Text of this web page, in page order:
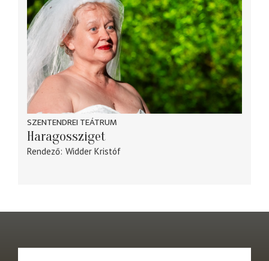
SZENTENDREI TEÁTRUM
Haragossziget
Rendező Widder Kristóf